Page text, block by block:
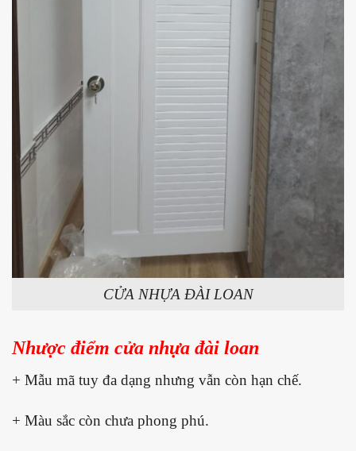
CỬA NHỰA ĐÀI LOAN
Nhược điểm cửa nhựa đài loan
+ Mẫu mã tuy đa dạng nhưng vẫn còn hạn chế.
+ Màu sắc còn chưa phong phú.